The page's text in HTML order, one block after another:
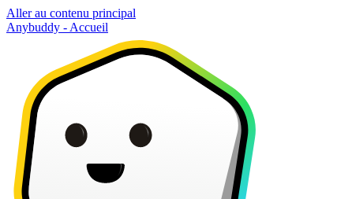
Aller au contenu principal
Anybuddy - Accueil